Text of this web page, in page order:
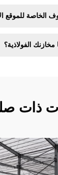
الخاصة للموقع
مخازنك الفولاذية؟
ذات